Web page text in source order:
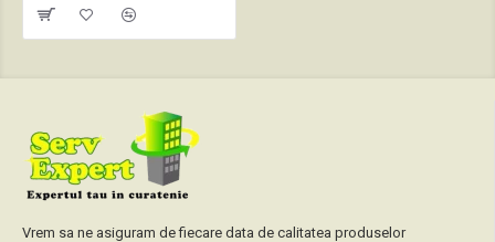
Vrem sa ne asiguram de fiecare data de calitatea produselor